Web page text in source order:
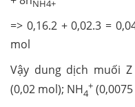
NH4+
=> 0,16.2 + 0,02.3 =
mol
Vậy dung dịch muối
(0,02 mol); NH4
+